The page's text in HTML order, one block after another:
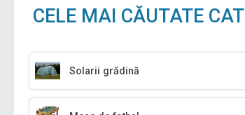
CELE MAI CĂUTATE
Solarii grădină